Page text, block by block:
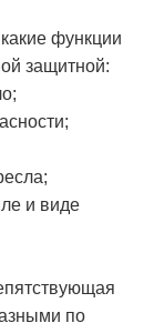
функции
защитной:
;
и виде
по